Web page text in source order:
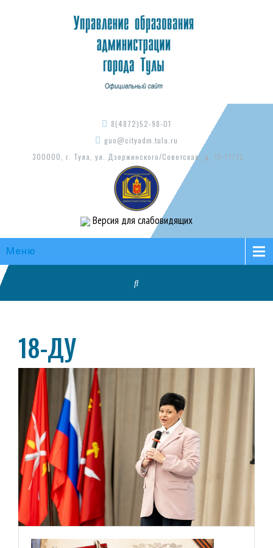
8(4872)52-98-01
guo@cityadm.tula.ru
300000, г. Тула, ул. Дзержинского/Советская, д. 15-17/73
Версия для слабовидящих
Меню
18-ДУ